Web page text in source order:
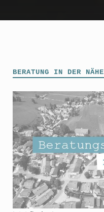
BERATUNG IN DER NÄHE